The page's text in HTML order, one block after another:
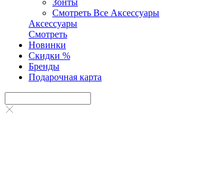
Смотреть Все Аксессуары
Аксессуары
Смотреть
Новинки
Скидки %
Бренды
Подарочная карта